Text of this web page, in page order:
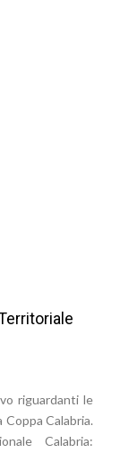
riguardanti le
Calabria.
Calabria: